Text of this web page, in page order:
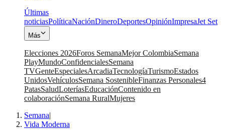
Últimas
noticiasPolíticaNaciónDineroDeportesOpiniónImpresaJet Set
Más
Elecciones 2026Foros SemanaMejor ColombiaSemana
PlayMundoConfidencialesSemana
TVGenteEspecialesArcadiaTecnologíaTurismoEstados
UnidosVehículosSemana SostenibleFinanzas Personales4
PatasSaludLoteríasEducaciónContenido en
colaboraciónSemana RuralMujeres
Semana|
Vida Moderna